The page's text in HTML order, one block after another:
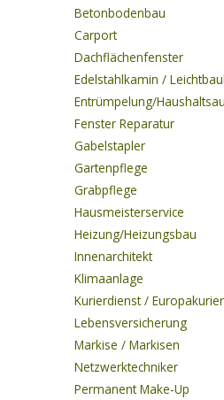
Betonbodenbau
Carport
Dachflächenfenster
Edelstahlkamin /
Entrümpelung/
Fenster Reparatur
Gabelstapler
Gartenpflege
Grabpflege
Hausmeisterservice
Heizung/Heizungsbau
Innenarchitekt
Klimaanlage
Kurierdienst / Europakurier
Lebensversicherung
Markise / Markisen
Netzwerktechniker
Permanent Make-Up